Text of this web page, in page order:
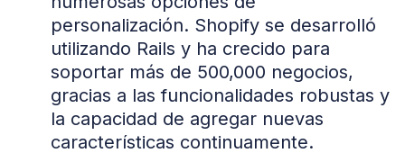
personalización. Shopify se desarrolló
utilizando Rails y ha crecido para
soportar más de 500,000 negocios,
gracias a las funcionalidades robustas y
la capacidad de agregar nuevas
características continuamente​​.